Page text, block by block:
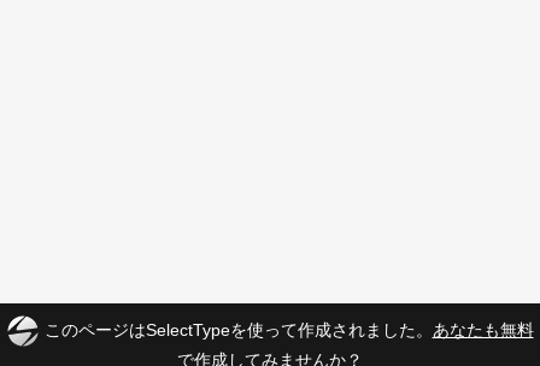
このページはSelectTypeを使って作成されました。 あなたも無料
で作成してみませんか？